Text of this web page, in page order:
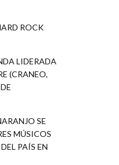
ROCK
LIDERADA
(CRANEO,
SE
MÚSICOS
PAÍS EN